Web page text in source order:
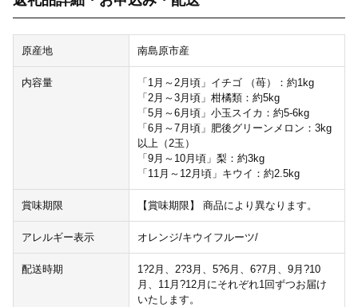
原産地 南島原市産
内容量
「1月～2月頃」イチゴ （苺）：約1kg
「2月～3月頃」柑橘類：約5kg
「5月～6月頃」小玉スイカ：約5-6kg
「6月～7月頃」肥後グリーンメロン：3kg
以上（2玉）
「9月～10月頃」梨：約3kg
「11月～12月頃」キウイ：約2.5kg
賞味期限 【賞味期限】 商品により異なります。
アレルギー表示 オレンジ/キウイフルーツ/
配送時期
1?2月、2?3月、5?6月、6?7月、9月?10
月、11月?12月にそれぞれ1回ずつお届け
いたします。